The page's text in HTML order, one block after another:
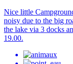
Nice little
noisy due to the big
the lake via 3 docks
19.00.